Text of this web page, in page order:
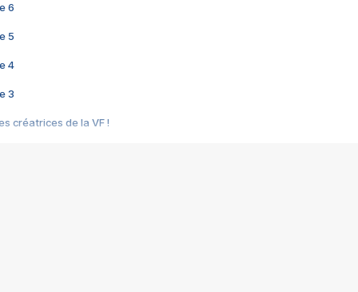
6
5
4
3
créatrices de la VF !